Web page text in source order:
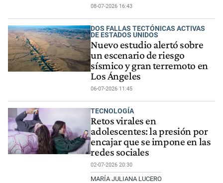
08-07-2026 16:43
DOS FALLAS TECTÓNICAS ACTIVAS
DE ESTADOS UNIDOS
Nuevo estudio alertó sobre
un escenario de riesgo
sísmico y gran terremoto en
Los Ángeles
06-07-2026 11:45
TECNOLOGÍA
Retos virales en
adolescentes: la presión por
encajar que se impone en las
redes sociales
02-07-2026 20:30
MARÍA JULIANA LUCERO